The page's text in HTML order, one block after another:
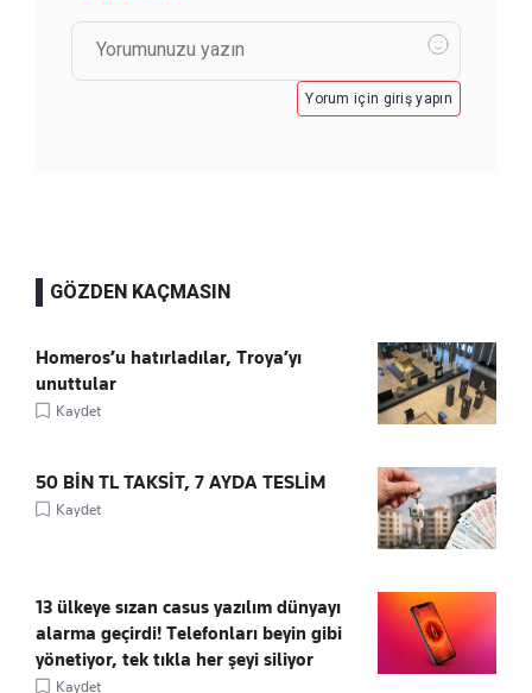
Yorum için giriş yapın
GÖZDEN KAÇMASIN
Homeros’u hatırladılar, Troya’yı
unuttular
Kaydet
50 BİN TL TAKSİT, 7 AYDA TESLİM
Kaydet
13 ülkeye sızan casus yazılım dünyayı
alarma geçirdi! Telefonları beyin gibi
yönetiyor, tek tıkla her şeyi siliyor
Kaydet